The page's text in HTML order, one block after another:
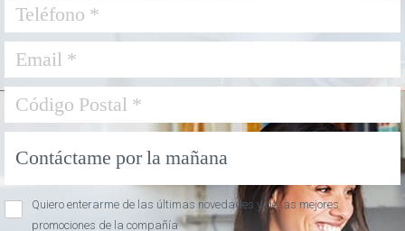
Quiero enterarme de las últimas novedades y de las mejores
promociones de la compañía